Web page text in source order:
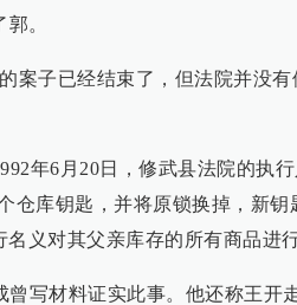
。
案子已经结束了，但法院并没有
年6月20日，修武县法院的执
仓库钥匙，并将原锁换掉，新钥
名义对其父亲库存的所有商品进
写材料证实此事。他还称王开